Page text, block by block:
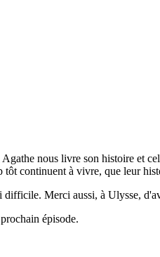
nous livre son histoire et
continuent à vivre, que leur
Merci aussi, à Ulysse,
épisode.